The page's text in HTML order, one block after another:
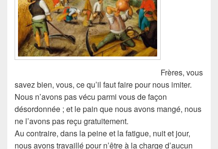
Frères, vous
savez bien, vous, ce qu’il faut faire pour nous imiter.
Nous n’avons pas vécu parmi vous de façon
désordonnée ; et le pain que nous avons mangé, nous
ne l’avons pas reçu gratuitement.
Au contraire, dans la peine et la fatigue, nuit et jour,
nous avons travaillé pour n’être à la charge d’aucun